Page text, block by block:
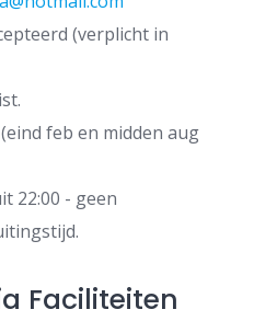
(verplicht in
feb en midden aug
22:00 - geen
Faciliteiten